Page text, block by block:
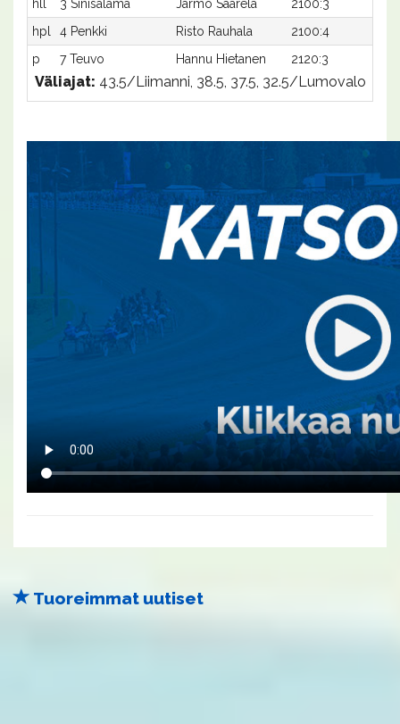
hll 3 Sinisalama Jarmo Saarela 2100:3
hpl
4 Penkki Risto Rauhala 2100:4
p
7 Teuvo Hannu Hietanen 2120:3
Väliajat: 43.5/Liimanni, 38.5, 37.5, 32.5/Lumovalo
Tuoreimmat uutiset